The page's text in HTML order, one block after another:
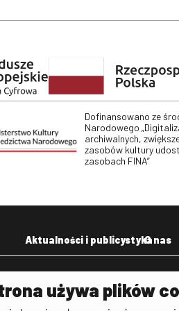
Dofinansowano ze
Narodowego
archiwalnych,
zasobów kultury
zasobach FINA”
Aktualności i publicystyka
Aktualności
Publicystyka filmowa
O nas
używa plików